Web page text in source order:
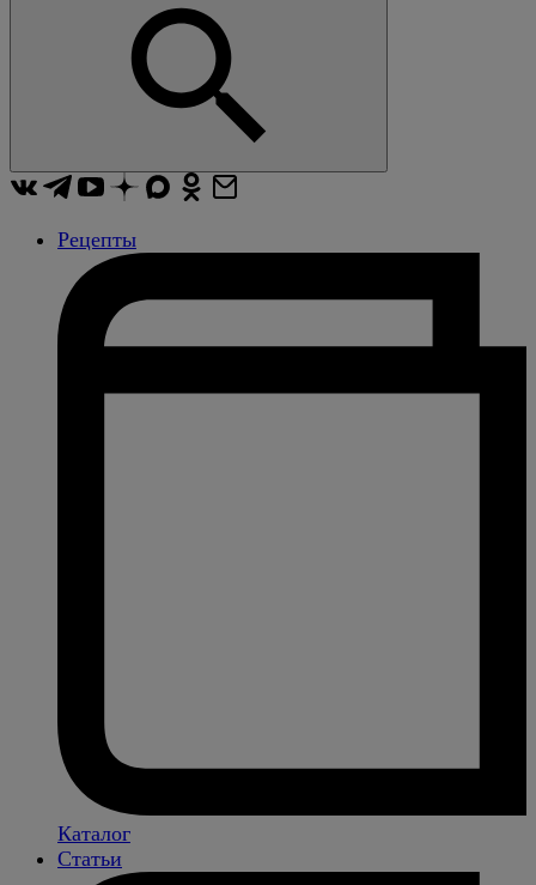
Рецепты
Каталог
Статьи